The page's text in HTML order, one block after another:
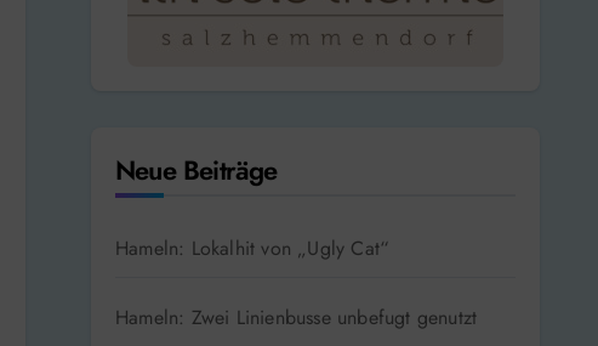
Neue Beiträge
Hameln: Lokalhit von „Ugly Cat“
Hameln: Zwei Linienbusse unbefugt genutzt